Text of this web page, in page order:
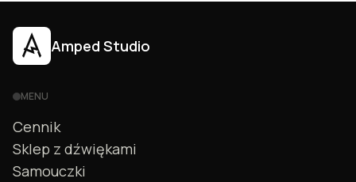
Amped Studio
MENU
Cennik
Sklep z dźwiękami
Samouczki